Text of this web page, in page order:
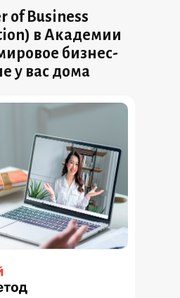
of Business
в Академии
бизнес-
у вас дома